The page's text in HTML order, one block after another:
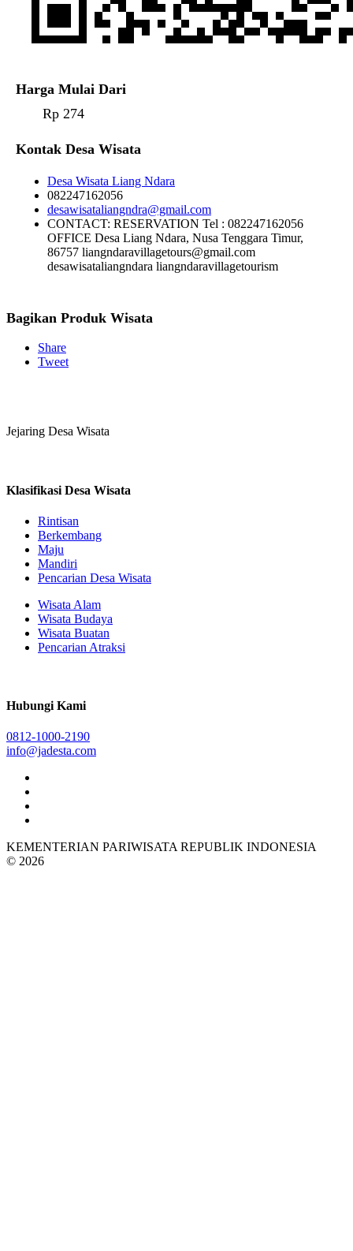
Harga Mulai Dari
Rp 274
Kontak Desa Wisata
Desa Wisata Liang Ndara
082247162056
desawisataliangndra@gmail.com
CONTACT: RESERVATION Tel : 082247162056
OFFICE Desa Liang Ndara, Nusa Tenggara Timur,
86757 liangndaravillagetours@gmail.com
desawisataliangndara liangndaravillagetourism
Bagikan Produk Wisata
Share
Tweet
Jejaring Desa Wisata
Klasifikasi Desa Wisata
Rintisan
Berkembang
Maju
Mandiri
Pencarian Desa Wisata
Wisata Alam
Wisata Budaya
Wisata Buatan
Pencarian Atraksi
Hubungi Kami
0812-1000-2190
info@jadesta.com
KEMENTERIAN PARIWISATA REPUBLIK INDONESIA
© 2026